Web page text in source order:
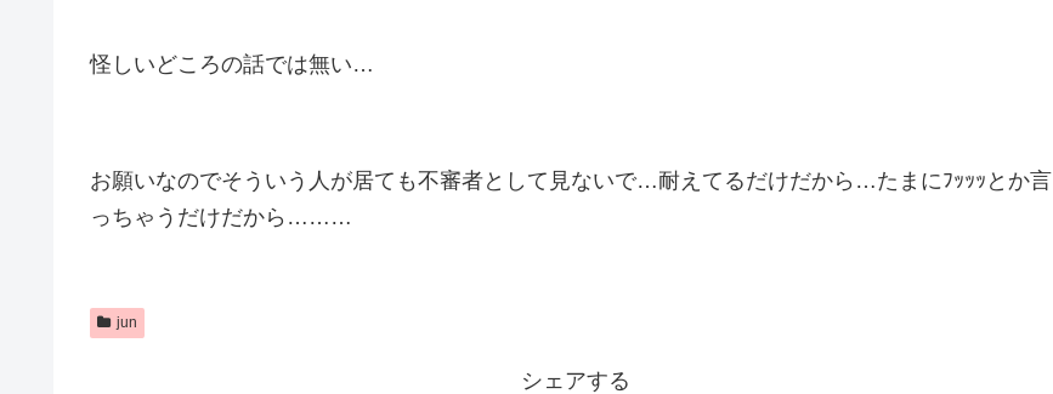
怪しいどころの話では無い…
お願いなのでそういう人が居ても不審者として見ないで…耐えてるだけだから…たまにﾌｯｯｯとか言
っちゃうだけだから………
jun
シェアする